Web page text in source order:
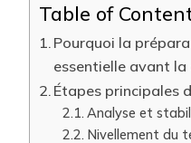
Table of
Pourquoi la
essentielle avant la
Étapes principales
Analyse et
Nivellement du